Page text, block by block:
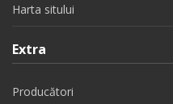
Harta sitului
Extra
Producători